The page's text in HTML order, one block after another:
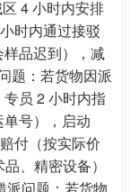
4 小时内安排
时内通过接驳
品迟到），减
题：若货物因派
员 2 小时内指
号），启动
付（按实际价
、精密设备）